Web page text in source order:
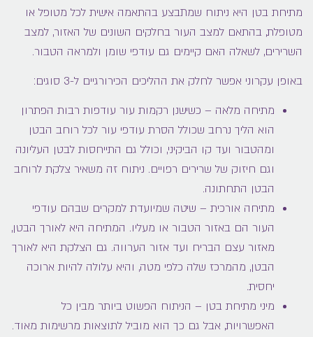
מתיחת בטן היא ניתוח שמתבצע בהתאמה אישית לכל מטופל או
מטופלת, בהתאם למצב העור בחלקים השונים של האזור, למצב
השרירים, לשאלה האם קיימים גם עודפי שומן ולמראה הטבור.
באופן עקרוני אפשר לחלק את ההליכים הכירורגיים ל-3 סוגים:
מתיחה מלאה – כשישנן רקמות עור עודפות רבות הפתרון
הוא הליך נרחב שכולל הסרת עודפי עור לכל רוחב הבטן
ומהטבור ועד קו הביקיני, וכולל גם התייחסות לבטן העליונה
וגם חיזוק של שרירים רפויים. ניתוח זה משאיר צלקת לרוחב
הבטן התחתונה.
מתיחה אורכית – שיטה שמיועדת למקרים שבהם עודפי
העור הם באזור הטבור או מעליו. המתיחה היא לאורך הבטן,
מאזור עצם הבריח ועד אזור הערווה. גם הצלקת היא לאורך
הבטן, מהמרכז שלה כלפי מטה, והיא עלולה להיות ארוכה
יחסית.
מיני מתיחת בטן – הניתוח הפשוט ביותר מבין כל
האפשרויות, אבל גם כך הוא מוביל לתוצאות מרשימות מאוד.